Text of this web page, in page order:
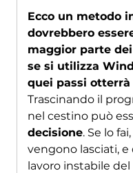
Ecco un metodo
dovrebbero
maggior parte
se si utilizza
quei passi
Trascinando il
nel cestino può
decisione. Se lo
vengono lasciati,
lavoro instabile del